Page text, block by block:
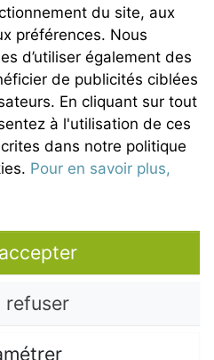
90 65 60 18
4 Naturisme
question
de Bélézy
légales
de vente
photos
- All rights reserved. All media and
du site, aux
préférences. Nous
d’utiliser également des
de publicités ciblées
En cliquant sur tout
à l'utilisation de ces
dans notre politique
Pour en savoir plus,
refuser